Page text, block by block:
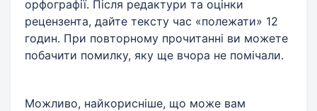
орфографії. Після редактури та оцінки
рецензента, дайте тексту час «полежати» 12
годин. При повторному прочитанні ви можете
побачити помилку, яку ще вчора не помічали.
Можливо, найкорисніше, що може вам